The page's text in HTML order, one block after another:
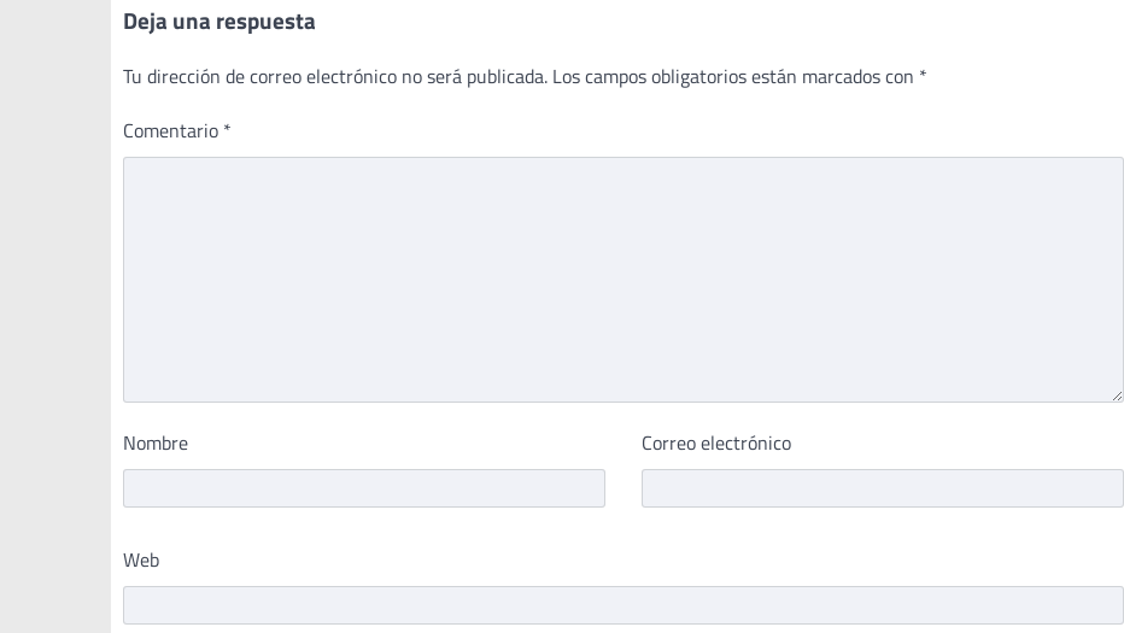
Deja una respuesta
Tu dirección de correo electrónico no será publicada. Los campos obligatorios están marcados con *
Comentario *
Nombre Correo electrónico
Web